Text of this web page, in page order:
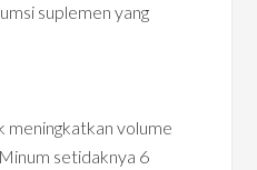
suplemen yang
meningkatkan volume
setidaknya 6